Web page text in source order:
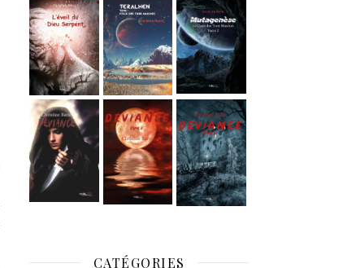
CATÉGORIES